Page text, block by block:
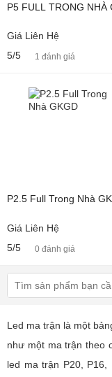
P5 FULL TRONG NHÀ
Giá Liên Hệ
5/5
1 đánh giá
P2.5 Full Trong Nhà
Giá Liên Hệ
5/5
0 đánh giá
Led ma trận là một
như một ma trận theo
led ma trận P20, P16,